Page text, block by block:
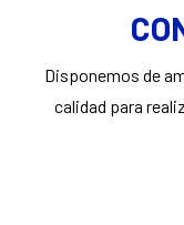
Disponemos de
calidad para